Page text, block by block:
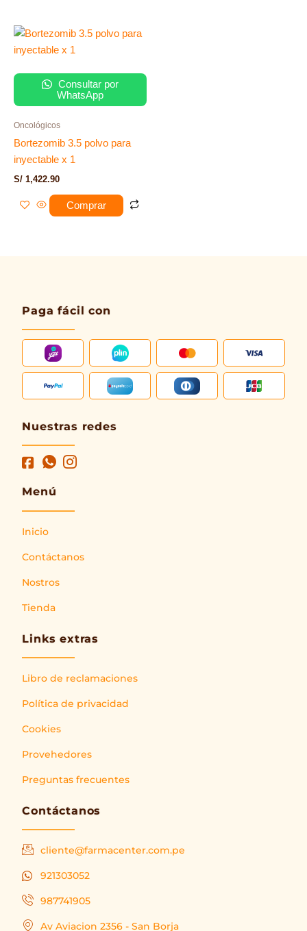
Consultar por
WhatsApp
Oncológicos
Bortezomib 3.5 polvo para
inyectable x 1
S/ 1,422.90
Comprar
Paga fácil con
Nuestras redes
Menú
Inicio
Contáctanos
Nostros
Tienda
Links extras
Libro de reclamaciones
Política de privacidad
Cookies
Provehedores
Preguntas frecuentes
Contáctanos
cliente@farmacenter.com.pe
921303052
987741905
Av Aviacion 2356 - San Borja